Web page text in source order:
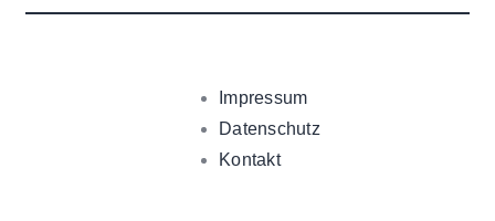
Impressum
Datenschutz
Kontakt